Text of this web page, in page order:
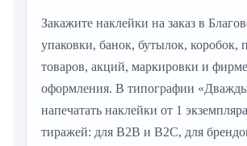
Закажите наклейки на заказ в
упаковки, банок, бутылок, коробок,
товаров, акций, маркировки и
оформления. В типографии
напечатать наклейки от 1
тиражей: для B2B и B2C, для